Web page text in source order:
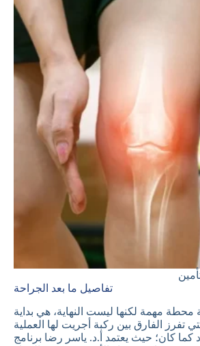
تفاصيل ما بعد الجراحة
محطة مهمة لكنها ليست النهاية، هي بداية
تفرز الفارق بين ركبة أجريت لها العملية
كما كان؛ حيث يعتمد أ.د. ياسر رضا برنامج